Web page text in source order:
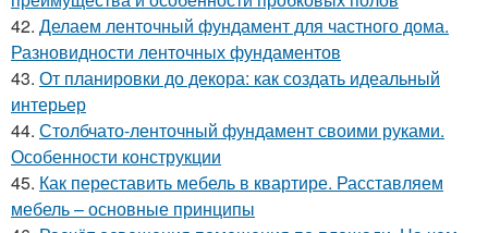
42. Делаем ленточный фундамент для частного дома.
Разновидности ленточных фундаментов
43. От планировки до декора: как создать идеальный
интерьер
44. Столбчато-ленточный фундамент своими руками.
Особенности конструкции
45. Как переставить мебель в квартире. Расставляем
мебель – основные принципы